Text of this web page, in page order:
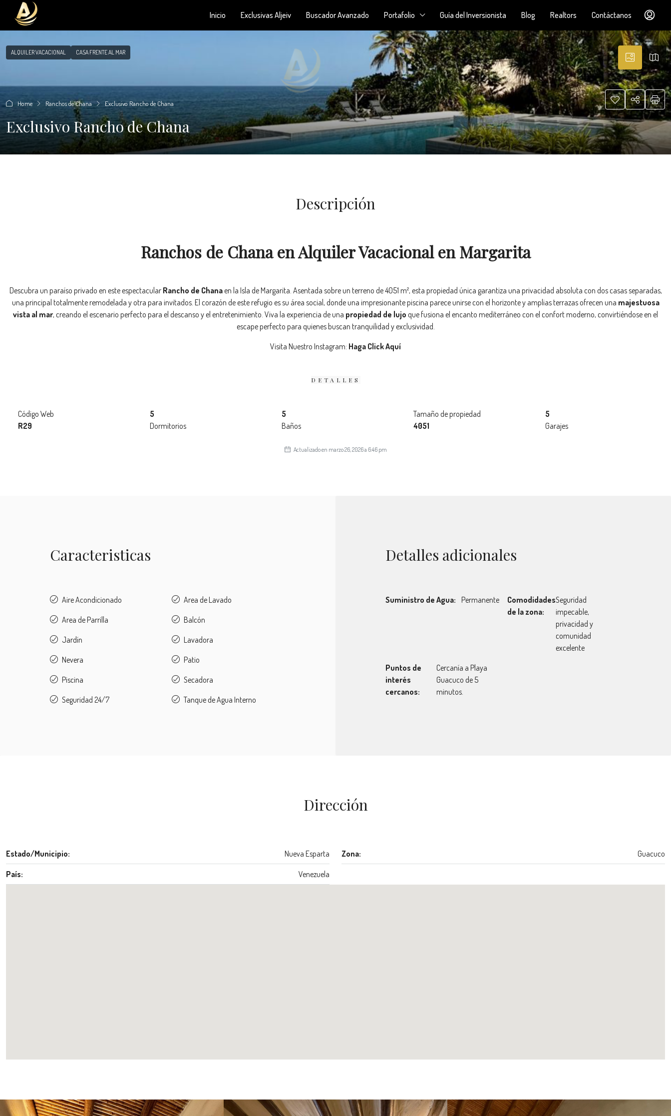
Inicio Exclusivas Aljeiv Buscador Avanzado Portafolio Guía del Inversionista Blog Realtors Contáctanos
ALQUILER VACACIONAL CASA FRENTE AL MAR
Home Ranchos de Chana Exclusivo Rancho de Chana
Exclusivo Rancho de Chana
Descripción
Ranchos de Chana en Alquiler Vacacional en Margarita
Descubra un paraíso privado en este espectacular Rancho de Chanaen la Isla de Margarita. Asentada sobre un terreno de 4051 m², esta propiedad única garantiza una privacidad absoluta con dos casas separadas,
una principal totalmente remodelada y otra para invitados. El corazón de este refugio es su área social, donde una impresionante piscina parece unirse con el horizonte y amplias terrazas ofrecen una majestuosa
vista al mar, creando el escenario perfecto para el descanso y el entretenimiento. Viva la experiencia de una propiedad de lujo que fusiona el encanto mediterráneo con el confort moderno, convirtiéndose en el
escape perfecto para quienes buscan tranquilidad y exclusividad.
Visita Nuestro Instagram: Haga Click Aquí
DETALLES
Código Web
R29
5
Dormitorios
5
Baños
Tamaño de propiedad
4051
5
Garajes
Actualizado en marzo 26, 2026 a 6:46 pm
Caracteristicas
Aire Acondicionado
Area de Lavado
Area de Parrilla
Balcón
Jardín
Lavadora
Nevera
Patio
Piscina
Secadora
Seguridad 24/7
Tanque de Agua Interno
Detalles adicionales
Suministro de Agua: Permanente
Comodidades
de la zona:
Seguridad
impecable,
privacidad y
comunidad
excelente
Puntos de
interés
cercanos:
Cercanía a Playa
Guacuco de 5
minutos.
Dirección
Estado/Municipio: Nueva Esparta Zona: Guacuco
País: Venezuela